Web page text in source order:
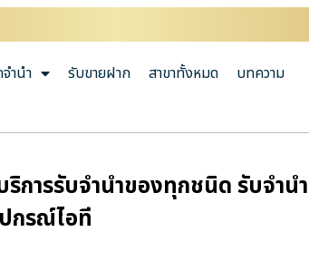
ำนำ รับขายฝาก สาขาทั้งหมด
บทความ
การรับจำนำของทุกชนิด รับจำน
กรณ์ไอที